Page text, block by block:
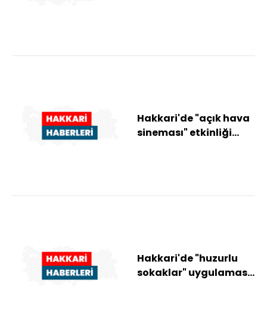
Hakkari'de "açık hava
sineması" etkinliği
Hakkari'de "huzurlu
sokaklar" uygulaması